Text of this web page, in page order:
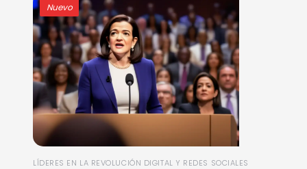
Nuevo
LÍDERES EN LA REVOLUCIÓN DIGITAL Y REDES SOCIALES